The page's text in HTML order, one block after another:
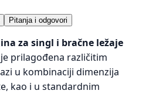
Pitanja i odgovori
za singl i bračne ležaje
prilagođena različitim
u kombinaciji dimenzija
kao i u standardnim